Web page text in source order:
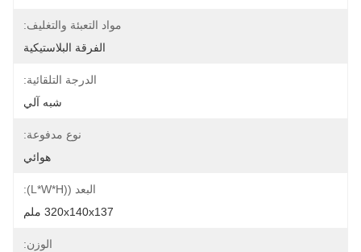
مواد التعبئة والتغليف:
الفرقة البلاستيكية
الدرجة التلقائية:
شبه آلي
نوع مدفوعة:
هوائي
البعد ((L*W*H):
320x140x137 ملم
الوزن: